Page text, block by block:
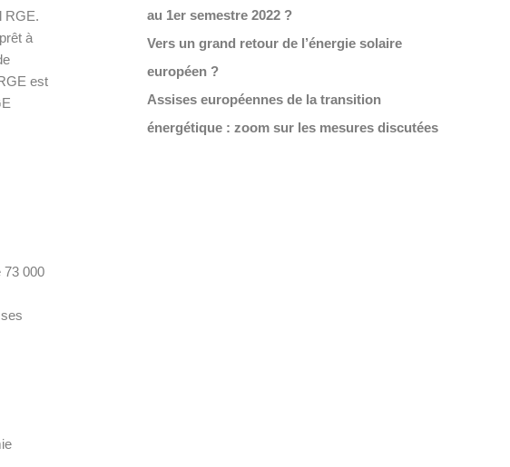
RGE.
à
est
73 000
au 1er semestre 2022 ?
Vers un grand retour de l’énergie solaire
européen ?
Assises européennes de la transition
énergétique : zoom sur les mesures discutées